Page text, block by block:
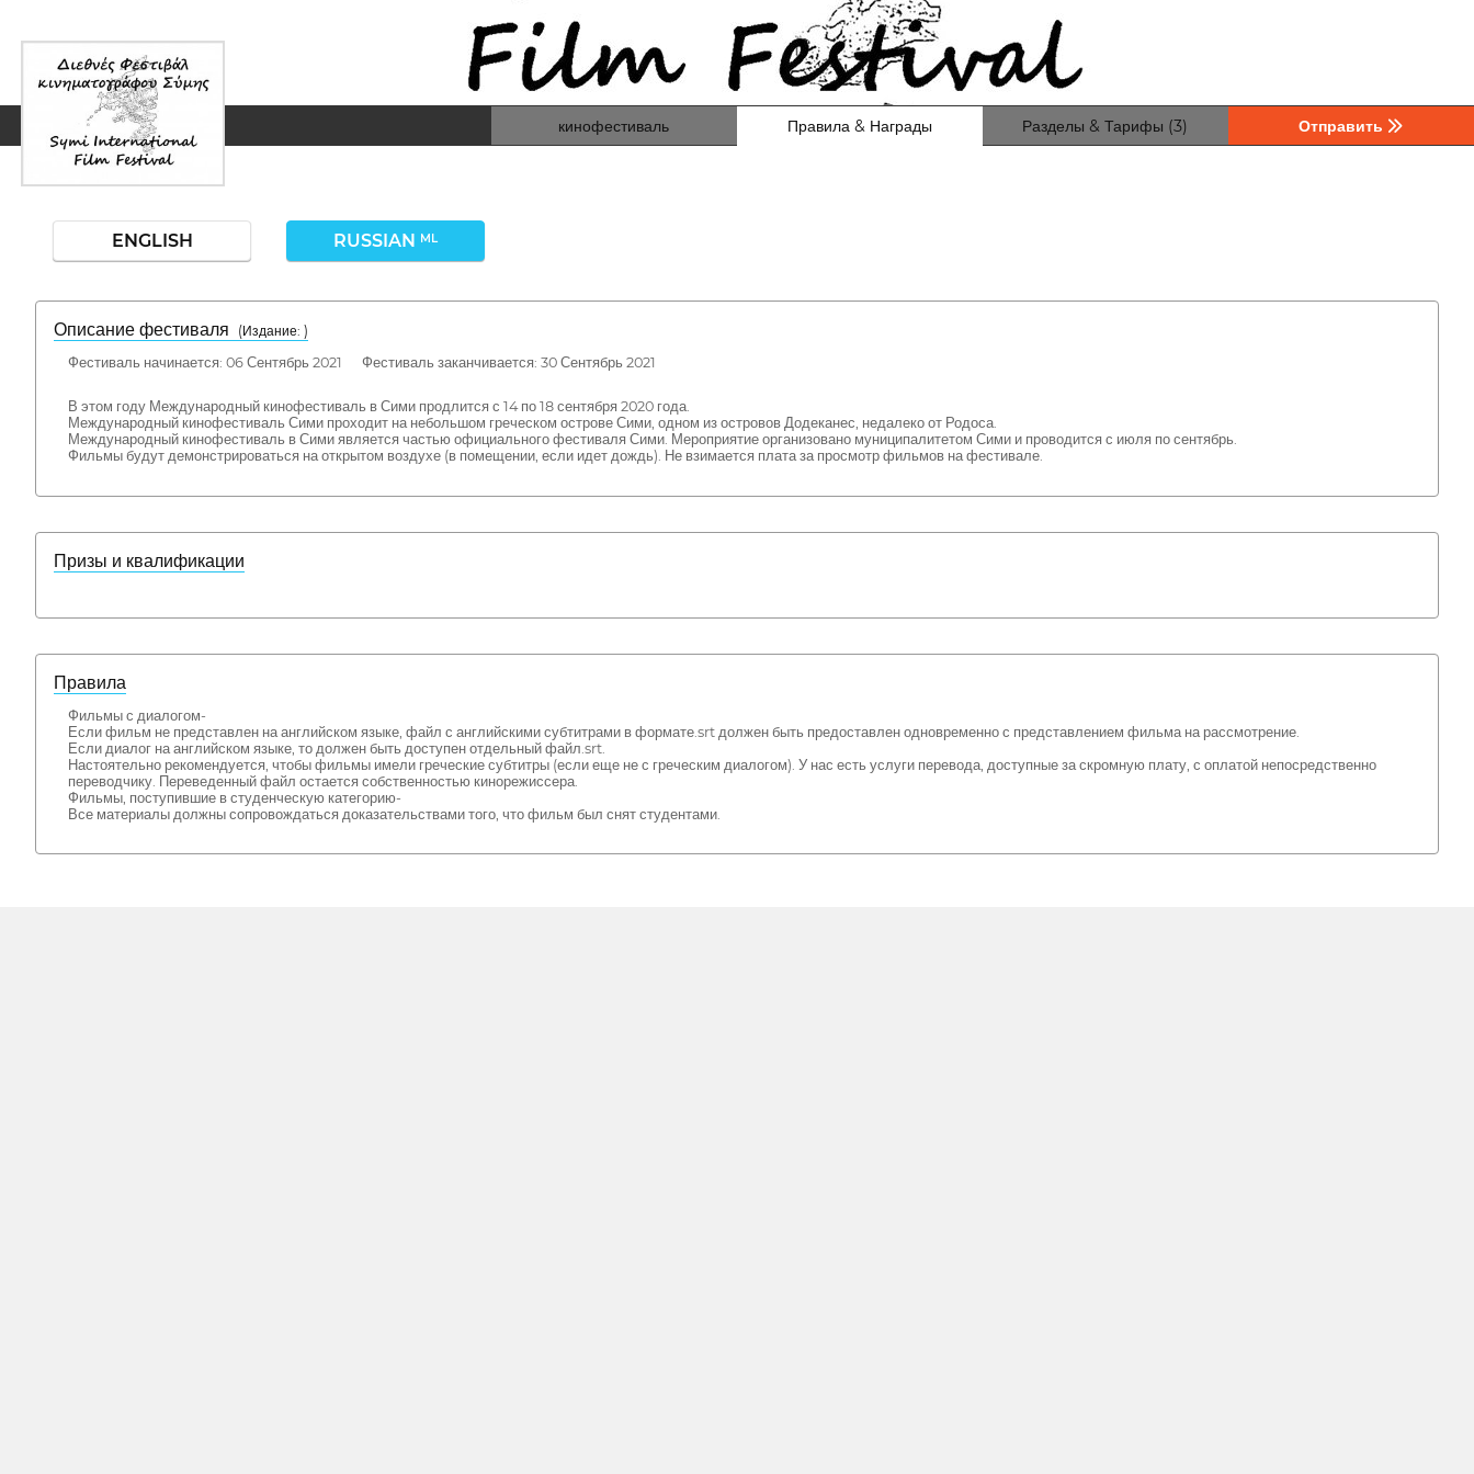
кинофестиваль Правила & Награды Разделы & Тарифы (3) Отправить
ENGLISH RUSSIAN ML
Описание фестиваля
( Издание: )
Фестиваль начинается: 06 Сентябрь 2021 Фестиваль заканчивается: 30 Сентябрь 2021
В этом году Международный кинофестиваль в Сими продлится с 14 по 18 сентября 2020 года.
Международный кинофестиваль Сими проходит на небольшом греческом острове Сими, одном из островов Додеканес, недалеко от Родоса.
Международный кинофестиваль в Сими является частью официального фестиваля Сими. Мероприятие организовано муниципалитетом Сими и проводится с июля по сентябрь.
Фильмы будут демонстрироваться на открытом воздухе (в помещении, если идет дождь). Не взимается плата за просмотр фильмов на фестивале.
Призы и квалификации
Правила
Фильмы с диалогом-
Если фильм не представлен на английском языке, файл с английскими субтитрами в формате.srt должен быть предоставлен одновременно с представлением фильма на рассмотрение.
Если диалог на английском языке, то должен быть доступен отдельный файл.srt.
Настоятельно рекомендуется, чтобы фильмы имели греческие субтитры (если еще не с греческим диалогом). У нас есть услуги перевода, доступные за скромную плату, с оплатой непосредственно
переводчику. Переведенный файл остается собственностью кинорежиссера.
Фильмы, поступившие в студенческую категорию-
Все материалы должны сопровождаться доказательствами того, что фильм был снят студентами.